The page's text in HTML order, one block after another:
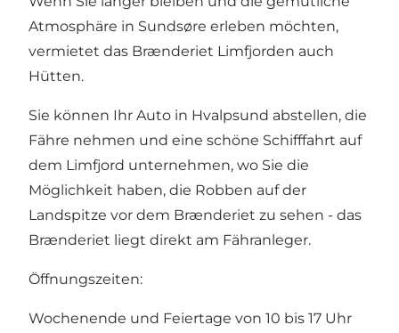
Atmosphäre in Sundsøre erleben möchten,
vermietet das Brænderiet Limfjorden auch
Hütten.
Sie können Ihr Auto in Hvalpsund abstellen, die
Fähre nehmen und eine schöne Schifffahrt auf
dem Limfjord unternehmen, wo Sie die
Möglichkeit haben, die Robben auf der
Landspitze vor dem Brænderiet zu sehen - das
Brænderiet liegt direkt am Fähranleger.
Öffnungszeiten:
Wochenende und Feiertage von 10 bis 17 Uhr